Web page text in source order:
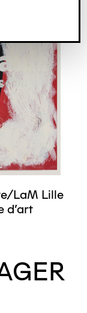
LaM Lille
d’art